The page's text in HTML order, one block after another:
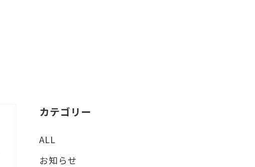
カテゴリー
ALL
お知らせ